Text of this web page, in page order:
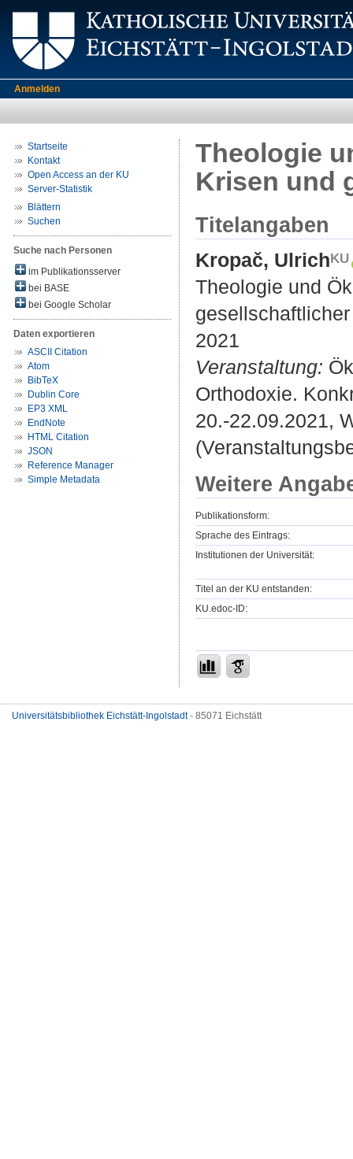
Anmelden
Startseite
Kontakt
Open Access an der KU
Server-Statistik
Blättern
Suchen
Suche nach Personen
im Publikationsserver
bei BASE
bei Google Scholar
Daten exportieren
ASCII Citation
Atom
BibTeX
Dublin Core
EP3 XML
EndNote
HTML Citation
JSON
Reference Manager
Simple Metadata
Theologie
Krisen und
Titelangaben
Kropač, Ulrich
Theologie und
2021
Veranstaltung:
Orthodoxie.
20.-22.09.2021,
Weitere
Publikationsform:
Sprache des Eintrags:
Institutionen der Universität:
Titel an der KU entstanden:
KU.edoc-ID:
Universitätsbibliothek Eichstätt-Ingolstadt- 85071 Eichstätt